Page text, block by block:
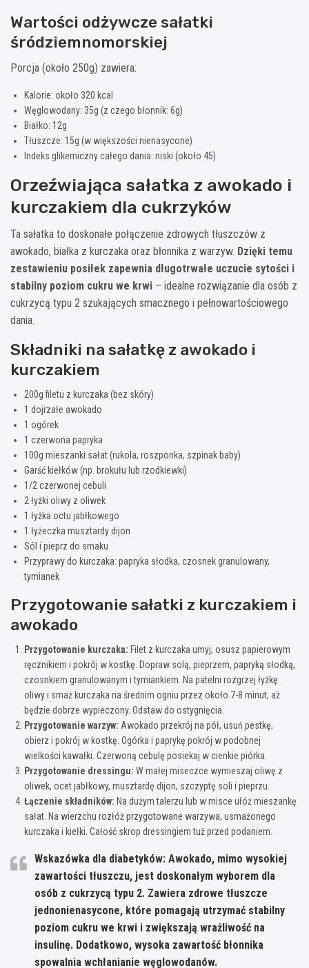
Wartości odżywcze sałatki
śródziemnomorskiej
Porcja (około 250g) zawiera:
Kalorie: około 320 kcal
Węglowodany: 35g (z czego błonnik: 6g)
Białko: 12g
Tłuszcze: 15g (w większości nienasycone)
Indeks glikemiczny całego dania: niski (około 45)
Orzeźwiająca sałatka z awokado i
kurczakiem dla cukrzyków
Ta sałatka to doskonałe połączenie zdrowych tłuszczów z
awokado, białka z kurczaka oraz błonnika z warzyw. Dzięki temu
zestawieniu posiłek zapewnia długotrwałe uczucie sytości i
stabilny poziom cukru we krwi – idealne rozwiązanie dla osób z
cukrzycą typu 2 szukających smacznego i pełnowartościowego
dania.
Składniki na sałatkę z awokado i
kurczakiem
200g filetu z kurczaka (bez skóry)
1 dojrzałe awokado
1 ogórek
1 czerwona papryka
100g mieszanki sałat (rukola, roszponka, szpinak baby)
Garść kiełków (np. brokułu lub rzodkiewki)
1/2 czerwonej cebuli
2 łyżki oliwy z oliwek
1 łyżka octu jabłkowego
1 łyżeczka musztardy dijon
Sól i pieprz do smaku
Przyprawy do kurczaka: papryka słodka, czosnek granulowany,
tymianek
Przygotowanie sałatki z kurczakiem i
awokado
Przygotowanie kurczaka: Filet z kurczaka umyj, osusz papierowym
ręcznikiem i pokrój w kostkę. Dopraw solą, pieprzem, papryką słodką,
czosnkiem granulowanym i tymiankiem. Na patelni rozgrzej łyżkę
oliwy i smaż kurczaka na średnim ogniu przez około 7-8 minut, aż
będzie dobrze wypieczony. Odstaw do ostygnięcia.
Przygotowanie warzyw: Awokado przekrój na pół, usuń pestkę,
obierz i pokrój w kostkę. Ogórka i paprykę pokrój w podobnej
wielkości kawałki. Czerwoną cebulę posiekaj w cienkie piórka.
Przygotowanie dressingu: W małej miseczce wymieszaj oliwę z
oliwek, ocet jabłkowy, musztardę dijon, szczyptę soli i pieprzu.
Łączenie składników: Na dużym talerzu lub w misce ułóż mieszankę
sałat. Na wierzchu rozłóż przygotowane warzywa, usmażonego
kurczaka i kiełki. Całość skrop dressingiem tuż przed podaniem.
Wskazówka dla diabetyków: Awokado, mimo wysokiej
zawartości tłuszczu, jest doskonałym wyborem dla
osób z cukrzycą typu 2. Zawiera zdrowe tłuszcze
jednonienasycone, które pomagają utrzymać stabilny
poziom cukru we krwi i zwiększają wrażliwość na
insulinę. Dodatkowo, wysoka zawartość błonnika
spowalnia wchłanianie węglowodanów.